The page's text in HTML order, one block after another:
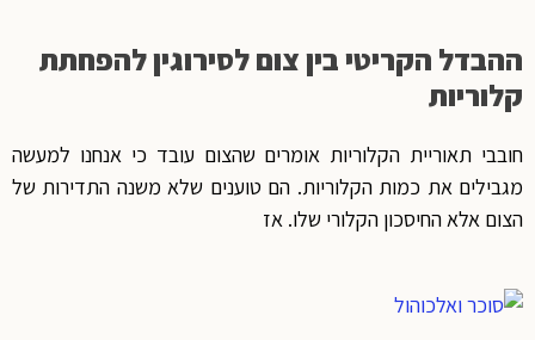
ההבדל הקריטי בין צום לסירוגין להפחתת
קלוריות
חובבי תאוריית הקלוריות אומרים שהצום עובד כי אנחנו למעשה
מגבילים את כמות הקלוריות. הם טוענים שלא משנה התדירות של
הצום אלא החיסכון הקלורי שלו. אז